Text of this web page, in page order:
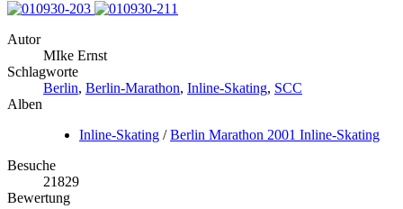
Autor
MIke Ernst
Schlagworte
Berlin, Berlin-Marathon, Inline-Skating, SCC
Alben
Inline-Skating /Berlin Marathon 2001 Inline-Skating
Besuche
21829
Bewertung